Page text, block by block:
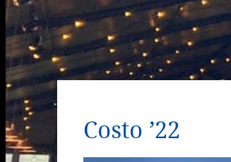
Costo ’22